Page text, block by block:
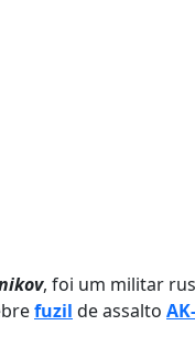
, foi um militar
fuzil de assalto